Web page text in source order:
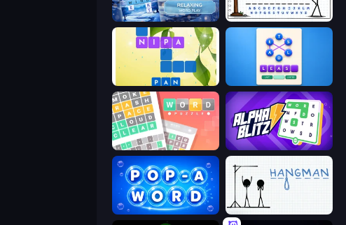
Word Shift Hangman Legends
Crossword Connect Ahagram
Wordler Alphablitz
Pop-a-Word Hangman